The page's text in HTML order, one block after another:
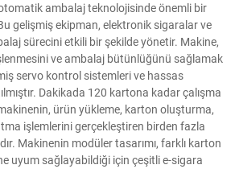
ambalaj teknolojisinde önemli bir
gelişmiş ekipman, elektronik sigaralar ve
sürecini etkili bir şekilde yönetir. Makine,
ve ambalaj bütünlüğünü sağlamak
servo kontrol sistemleri ve hassas
Dakikada 120 kartona kadar çalışma
ürün yükleme, karton oluşturma,
işlemlerini gerçekleştiren birden fazla
Makinenin modüler tasarımı, farklı karton
uyum sağlayabildiği için çeşitli e-sigara